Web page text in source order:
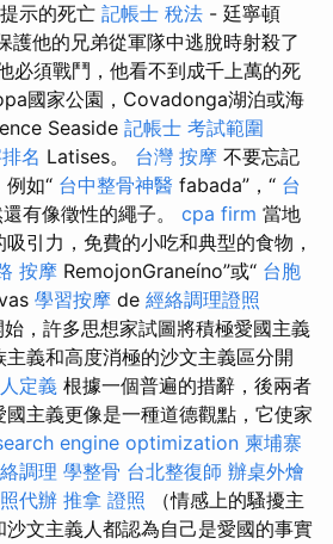
示的死亡 記帳士 稅法 - 廷寧頓
護他的兄弟從軍隊中逃脫時射殺了
必須戰鬥，他看不到成千上萬的死
國家公園，Covadonga湖泊或海
Seaside 記帳士 考試範圍
名 Latises。 台灣 按摩 不要忘記
如“ 台中整骨神醫 fabada”，“ 台
有像徵性的繩子。 cpa firm 當地
引力，免費的小吃和典型的食物，
按摩 RemojonGraneíno”或“ 台胞
學習按摩 de 經絡調理證照
，許多思想家試圖將積極愛國主義
義和高度消極的沙文主義區分開
定義 根據一個普遍的措辭，後兩者
主義更像是一種道德觀點，它使家
engine optimization 柬埔寨
調理 學整骨 台北整復師 辦桌外燴
代辦 推拿 證照 （情感上的騷擾主
文主義人都認為自己是愛國的事實